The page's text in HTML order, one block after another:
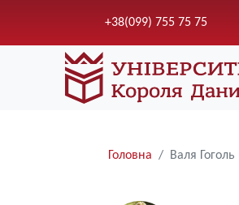
+38(099) 755 75 75
Рядки
Головна Валя Гоголь